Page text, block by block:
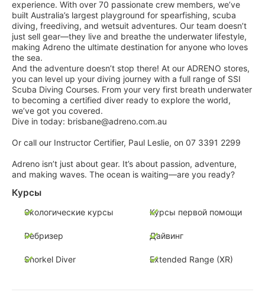
experience. With over 70 passionate crew members, we’ve
built Australia’s largest playground for spearfishing, scuba
diving, freediving, and wetsuit adventures. Our team doesn’t
just sell gear—they live and breathe the underwater lifestyle,
making Adreno the ultimate destination for anyone who loves
the sea.
And the adventure doesn’t stop there! At our ADRENO stores,
you can level up your diving journey with a full range of SSI
Scuba Diving Courses. From your very first breath underwater
to becoming a certified diver ready to explore the world,
we’ve got you covered.
Dive in today: brisbane@adreno.com.au
Or call our Instructor Certifier, Paul Leslie, on 07 3391 2299
Adreno isn’t just about gear. It’s about passion, adventure,
and making waves. The ocean is waiting—are you ready?
Курсы
Экологические курсы Курсы первой помощи
Ребризер Дайвинг
Snorkel Diver Extended Range (XR)